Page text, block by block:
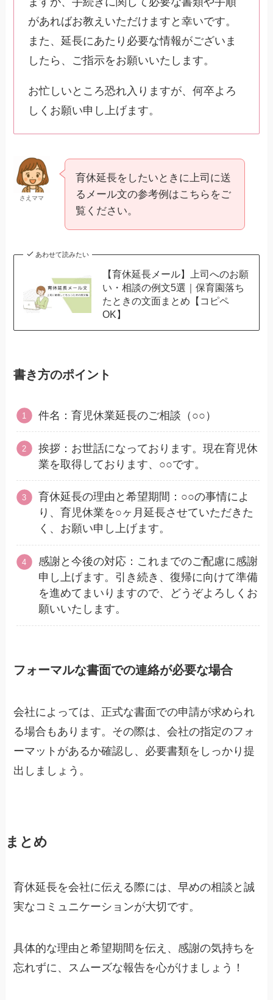
があればお教えいただけますと幸いです。
また、延長にあたり必要な情報がございま
したら、ご指示をお願いいたします。
お忙しいところ恐れ入りますが、何卒よろ
しくお願い申し上げます。
さえママ
育休延長をしたいときに上司に送
るメール文の参考例はこちらをご
覧ください。
あわせて読みたい
【育休延長メール】上司へのお願
い・相談の例文5選｜保育園落ち
たときの文面まとめ【コピペ
OK】
書き方のポイント
件名：育児休業延長のご相談（○○）
挨拶：お世話になっております。現在育児休
業を取得しております、○○です。
育休延長の理由と希望期間：○○の事情によ
り、育児休業を○ヶ月延長させていただきた
く、お願い申し上げます。
感謝と今後の対応：これまでのご配慮に感謝
申し上げます。引き続き、復帰に向けて準備
を進めてまいりますので、どうぞよろしくお
願いいたします。
フォーマルな書面での連絡が必要な場合
会社によっては、正式な書面での申請が求められ
る場合もあります。その際は、会社の指定のフォ
ーマットがあるか確認し、必要書類をしっかり提
出しましょう。
まとめ
育休延長を会社に伝える際には、早めの相談と誠
実なコミュニケーションが大切です。
具体的な理由と希望期間を伝え、感謝の気持ちを
忘れずに、スムーズな報告を心がけましょう！